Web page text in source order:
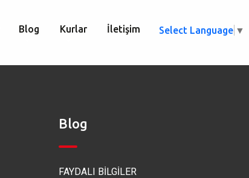
Blog Kurlar İletişim Select Language ▼
Blog
FAYDALI BİLGİLER